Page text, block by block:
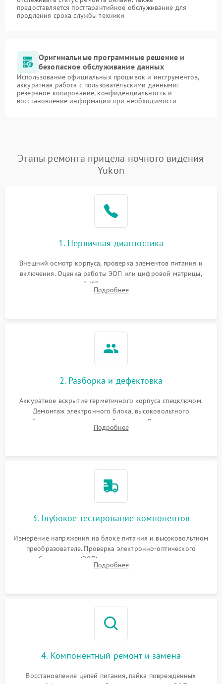
предоставляется постгарантийное обслуживание для
продления срока службы техники
Оригинальные программные решение и
безопасное обслуживание данных
Использование официальных прошивок и инструментов,
аккуратная работа с пользовательскими данными:
резервное копирование, конфиденциальность и
восстановление информации при необходимости
Этапы ремонта прицела ночного видения
Yukon
1. Первичная диагностика
Внешний осмотр корпуса, проверка элементов питания и
включения. Оценка работы ЭОП или цифровой матрицы,
проверка встроенной ИК-подсветки и механизма выверки
прицельной сетки. Выявление видимых дефектов оптики и
Подробнее
2. Разборка и дефектовка
Аккуратное вскрытие герметичного корпуса спецключом.
Демонтаж электронного блока, высоковольтного
преобразователя и оптической системы. Осмотр контактов
на окисление и проверка целостности уплотнительных
Подробнее
3. Глубокое тестирование компонентов
Измерение напряжения на блоке питания и высоковольтном
преобразователе. Проверка электронно-оптического
преобразователя (ЭОП) на стенде на предмет эмиссии,
шумов и засветок. Диагностика микросхем цифровых
Подробнее
4. Компонентный ремонт и замена
Восстановление цепей питания, пайка поврежденных